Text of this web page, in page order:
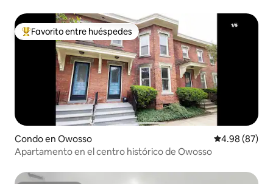
Favorito entre huéspedes preferido
Favorito entre huéspedes
Condo en Owosso Calificación
4.98 (87)
Apartamento en el centro histórico de Owosso